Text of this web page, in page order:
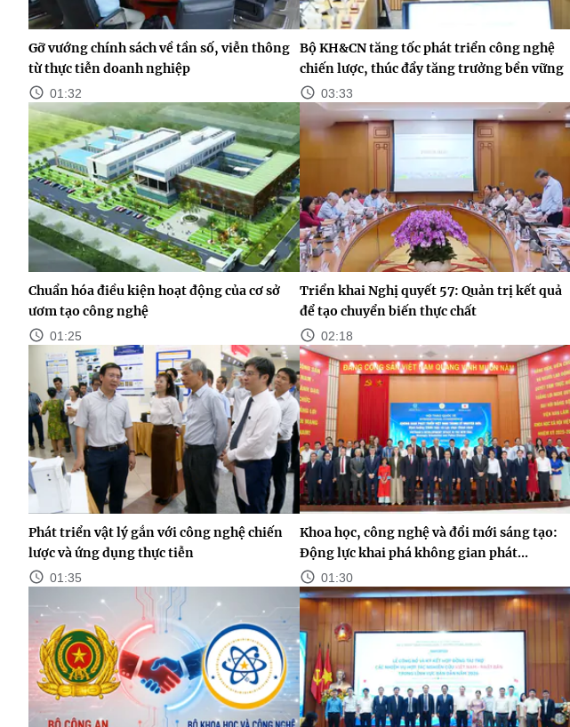
Gỡ vướng chính sách về tần số, viễn thông
từ thực tiễn doanh nghiệp
01:32
Bộ KH&CN tăng tốc phát triển công nghệ
chiến lược, thúc đẩy tăng trưởng bền vững
03:33
Chuẩn hóa điều kiện hoạt động của cơ sở
ươm tạo công nghệ
01:25
Triển khai Nghị quyết 57: Quản trị kết quả
để tạo chuyển biến thực chất
02:18
Phát triển vật lý gắn với công nghệ chiến
lược và ứng dụng thực tiễn
01:35
Khoa học, công nghệ và đổi mới sáng tạo:
Động lực khai phá không gian phát...
01:30